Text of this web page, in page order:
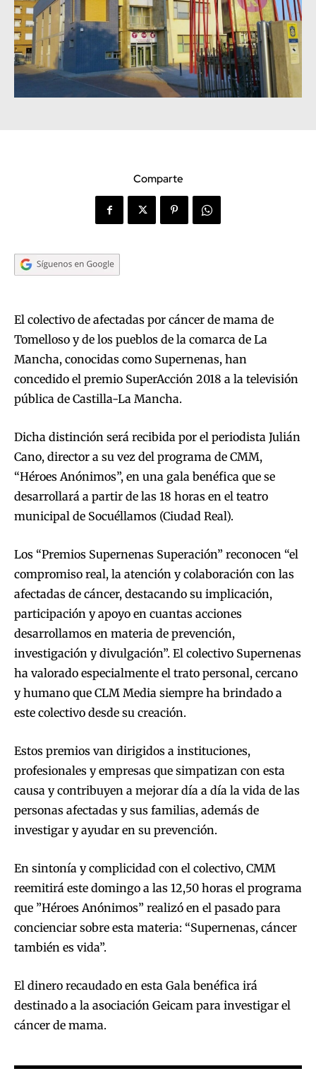
Comparte
El colectivo de afectadas por cáncer de mama de
Tomelloso y de los pueblos de la comarca de La
Mancha, conocidas como Supernenas, han
concedido el premio SuperAcción 2018 a la televisión
pública de Castilla-La Mancha.
Dicha distinción será recibida por el periodista Julián
Cano, director a su vez del programa de CMM,
“Héroes Anónimos”, en una gala benéfica que se
desarrollará a partir de las 18 horas en el teatro
municipal de Socuéllamos (Ciudad Real).
Los “Premios Supernenas Superación” reconocen “el
compromiso real, la atención y colaboración con las
afectadas de cáncer, destacando su implicación,
participación y apoyo en cuantas acciones
desarrollamos en materia de prevención,
investigación y divulgación”. El colectivo Supernenas
ha valorado especialmente el trato personal, cercano
y humano que CLM Media siempre ha brindado a
este colectivo desde su creación.
Estos premios van dirigidos a instituciones,
profesionales y empresas que simpatizan con esta
causa y contribuyen a mejorar día a día la vida de las
personas afectadas y sus familias, además de
investigar y ayudar en su prevención.
En sintonía y complicidad con el colectivo, CMM
reemitirá este domingo a las 12,50 horas el programa
que ”Héroes Anónimos” realizó en el pasado para
concienciar sobre esta materia: “Supernenas, cáncer
también es vida”.
El dinero recaudado en esta Gala benéfica irá
destinado a la asociación Geicam para investigar el
cáncer de mama.